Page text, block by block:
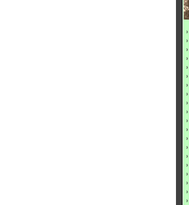
›
›
›
›
›
›
›
›
›
›
›
›
›
›
›
›
›
›
›
›